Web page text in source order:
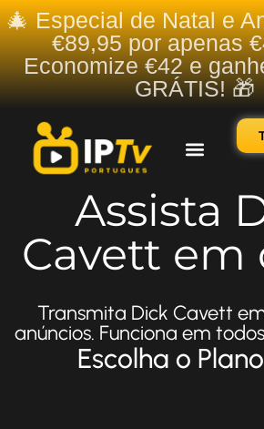
🎄 Especial de Natal e
€89,95 por apenas
Economize €42 e
GRÁTIS! 🎁
Assista
Cavett em
Transmita Dick Cavett
anúncios. Funciona em
Escolha o